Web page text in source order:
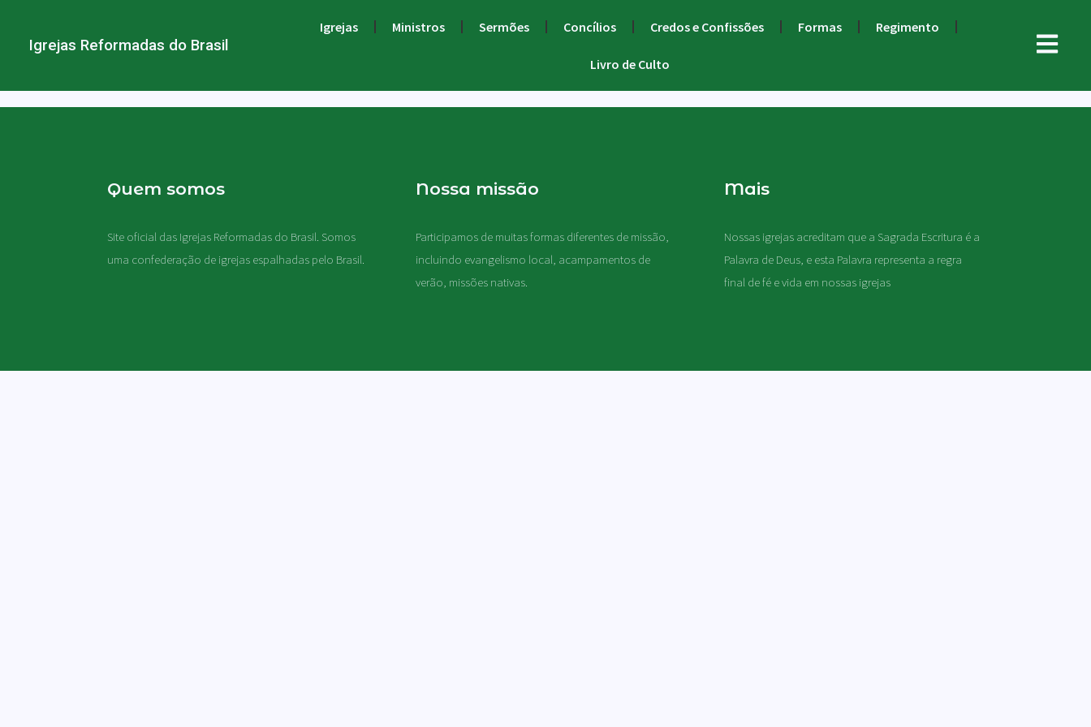
Igrejas Reformadas do Brasil
Igrejas Ministros Sermões Concílios Credos e Confissões Formas Regimento
Livro de Culto
Quem somos
Site oficial das Igrejas Reformadas do Brasil. Somos
uma confederação de igrejas espalhadas pelo Brasil.
Nossa missão
Participamos de muitas formas diferentes de missão,
incluindo evangelismo local, acampamentos de
verão, missões nativas.
Mais
Nossas igrejas acreditam que a Sagrada Escritura é a
Palavra de Deus, e esta Palavra representa a regra
final de fé e vida em nossas igrejas